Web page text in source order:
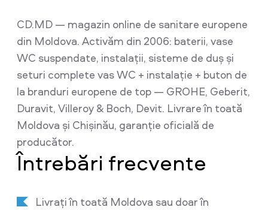
CD.MD — magazin online de sanitare europene
din Moldova. Activăm din 2006: baterii, vase
WC suspendate, instalații, sisteme de duș și
seturi complete vas WC + instalație + buton de
la branduri europene de top — GROHE, Geberit,
Duravit, Villeroy & Boch, Devit. Livrare în toată
Moldova și Chișinău, garanție oficială de
producător.
Întrebări frecvente
Livrați în toată Moldova sau doar în